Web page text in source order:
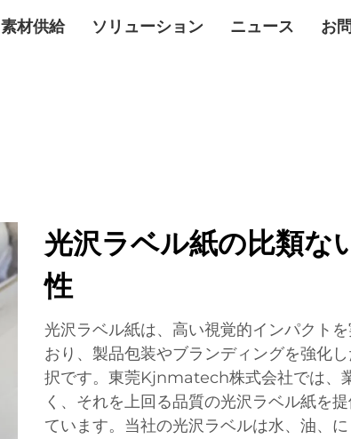
素材供給 ソリューション ニュース お
光沢ラベル紙の比類な
性
光沢ラベル紙は、高い視覚的インパクト
おり、製品包装やブランディングを強化
択です。東莞Kjnmatech株式会社では、
く、それを上回る品質の光沢ラベル紙を
ています。当社の光沢ラベルは水、油、に